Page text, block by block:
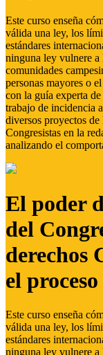
Este curso enseña
válida una ley, los
estándares
ninguna ley vulnere a
comunidades
personas mayores o
con la guía experta
trabajo de incidencia
diversos proyectos
Congresistas en la
analizando el
El poder
del
derechos
el
Este curso enseña
válida una ley, los
estándares
ninguna ley vulnere a